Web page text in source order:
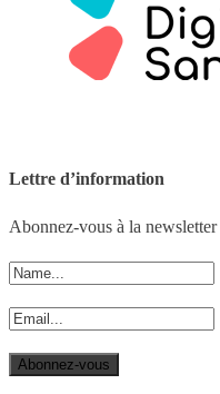
Lettre d’information
Abonnez-vous à la